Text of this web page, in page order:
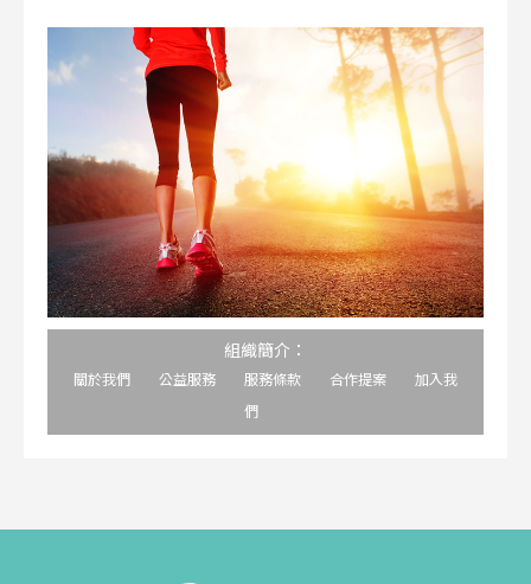
組織簡介：
關於我們 公益服務 服務條款 合作提案
加入我
們